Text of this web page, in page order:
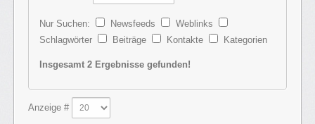
Nur Suchen: Newsfeeds
Weblinks
Schlagwörter
Beiträge Kontakte Kategorien
Insgesamt 2 Ergebnisse gefunden!
Anzeige #